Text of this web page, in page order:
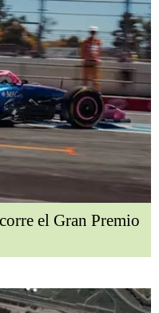
el Gran Premio